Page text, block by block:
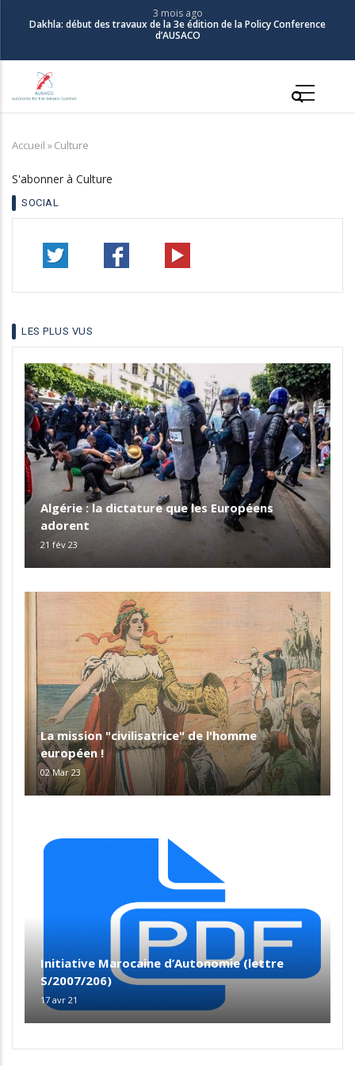
principal
3 mois ago
Dakhla: début des travaux de la 3e édition de la Policy Conference
d’AUSACO
Fil
d'Ariane
Accueil »Culture
S'abonner à Culture
SOCIAL
LES PLUS VUS
Algérie : la dictature que les Européens
adorent
21 fév 23
La mission "civilisatrice" de l'homme
européen !
02 Mar 23
Initiative Marocaine d’Autonomie (lettre
S/2007/206)
17 avr 21